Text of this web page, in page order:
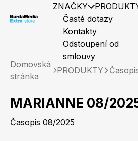
ZNAČKY
Časté dotazy
Kontakty
Odstoupení od
smlouvy
Domovská
stránka
PRODUKTY
MARIANNE 08/
Časopis 08/2025